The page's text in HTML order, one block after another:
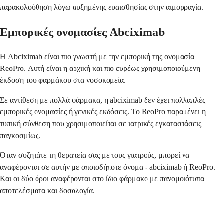
παρακολούθηση λόγω αυξημένης ευαισθησίας στην αιμορραγία.
Εμπορικές ονομασίες Abciximab
Η Abciximab είναι πιο γνωστή με την εμπορική της ονομασία
ReoPro. Αυτή είναι η αρχική και πιο ευρέως χρησιμοποιούμενη
έκδοση του φαρμάκου στα νοσοκομεία.
Σε αντίθεση με πολλά φάρμακα, η abciximab δεν έχει πολλαπλές
εμπορικές ονομασίες ή γενικές εκδόσεις. Το ReoPro παραμένει η
τυπική σύνθεση που χρησιμοποιείται σε ιατρικές εγκαταστάσεις
παγκοσμίως.
Όταν συζητάτε τη θεραπεία σας με τους γιατρούς, μπορεί να
αναφέρονται σε αυτήν με οποιοδήποτε όνομα - abciximab ή ReoPro.
Και οι δύο όροι αναφέρονται στο ίδιο φάρμακο με πανομοιότυπα
αποτελέσματα και δοσολογία.